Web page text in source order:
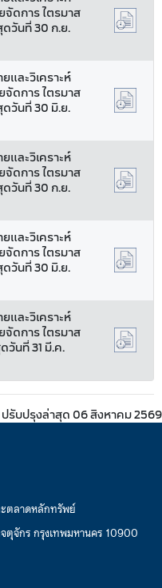
จัดการ ไตรมาส
ดวันที่ 30 ก.ย.
และวิเคราะห์
จัดการ ไตรมาส
ดวันที่ 30 มิ.ย.
และวิเคราะห์
จัดการ ไตรมาส
ดวันที่ 30 ก.ย.
และวิเคราะห์
จัดการ ไตรมาส
ดวันที่ 30 มิ.ย.
และวิเคราะห์
จัดการ ไตรมาส
วันที่ 31 มี.ค.
ปรับปรุงล่าสุด 06 สิงหาคม 2569
ตลาดหลักทรัพย์
จักร กรุงเทพมหานคร 10900